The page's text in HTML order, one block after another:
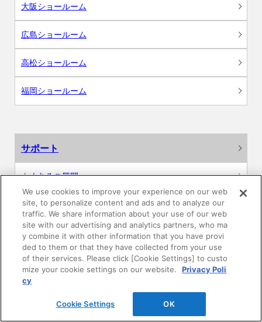
大阪ショールーム
広島ショールーム
高松ショールーム
福岡ショールーム
サポート
よくあるご質問
カタログ閲覧・資料請求
各種データダウンロード
WEB見積・各種シミュレーション
交換用部品の購入
We use cookies to improve your experience on our web
site, to personalize content and ads and to analyze our
traffic. We share information about your use of our web
site with our advertising and analytics partners, who ma
y combine it with other information that you have provi
ded to them or that they have collected from your use
of their services. Please click [Cookie Settings] to custo
mize your cookie settings on our website.
Privacy Poli
cy
Cookie Settings OK